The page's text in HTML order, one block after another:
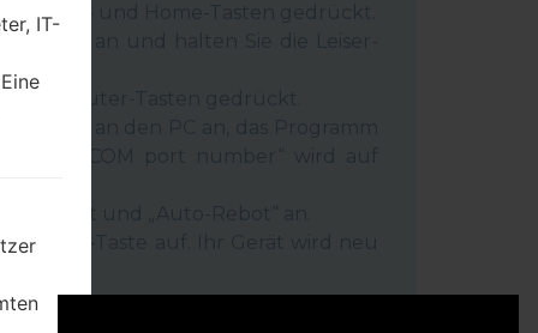
, Lauter- und Home-Tasten gedrückt.
Kabel an und halten Sie die Leiser-
und Lauter-Tasten gedrückt.
Telefon an den PC an, das Programm
„Start“-Taste auf. Ihr Gerät wird neu
IT-